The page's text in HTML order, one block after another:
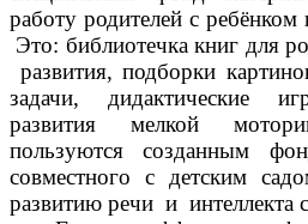
работу родителей с
Это: библиотечка книг для
развития, подборки
задачи, дидактические
развития мелкой
пользуются созданным
совместного с детским
развитию речи и интеллекта